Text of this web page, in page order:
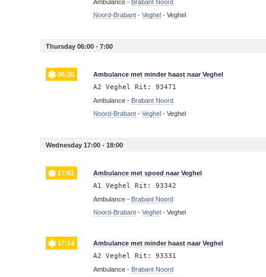
Ambulance - Brabant Noord
Noord-Brabant -Veghel -Veghel
Thursday 06:00 - 7:00
06:26 Ambulance met minder haast naar Veghel
A2 Veghel Rit: 93471
Ambulance - Brabant Noord
Noord-Brabant -Veghel -Veghel
Wednesday 17:00 - 18:00
17:51 Ambulance met spoed naar Veghel
A1 Veghel Rit: 93342
Ambulance - Brabant Noord
Noord-Brabant -Veghel -Veghel
17:14 Ambulance met minder haast naar Veghel
A2 Veghel Rit: 93331
Ambulance - Brabant Noord